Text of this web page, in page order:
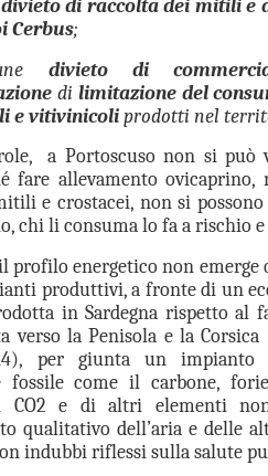
divieto di raccolta dei mitili e
Cerbus;
divieto di
di limitazione del
e vitivinicoliprodotti nel
a Portoscuso non si può
fare allevamento ovicaprino,
e crostacei, non si
chi li consuma lo fa a rischio
profilo energetico non emerge
produttivi, a fronte di un
in Sardegna rispetto al
verso la Penisola e la Corsica
per giunta un impianto
fossile come il carbone,
CO2 e di altri elementi
qualitativo dell’aria e delle
indubbi riflessi sulla salute